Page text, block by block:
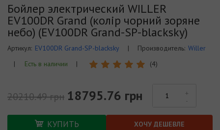
Бойлер электрический WILLER
EV100DR Grand (колір чорний зоряне
небо) (EV100DR Grand-SP-blacksky)
Артикул: EV100DR Grand-SP-blacksky | Производитель: Willer
|
Есть в наличии | (4)
20210.49 грн 18795.76 грн
КУПИТЬ ХОЧУ ДЕШЕВЛЕ